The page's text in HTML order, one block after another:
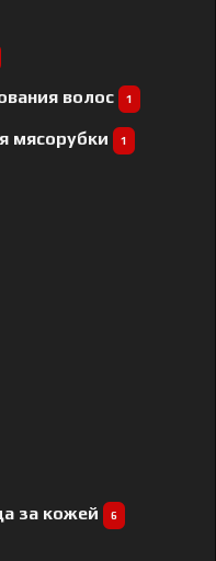
волос 1
мясорубки 1
за кожей 6